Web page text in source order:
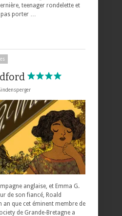
teenager rondelette et
pas porter …
anglaise, et Emma G.
de son fiancé, Roald
an que cet éminent membre de
de Grande-Bretagne a